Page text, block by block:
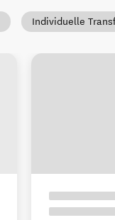
Individuelle